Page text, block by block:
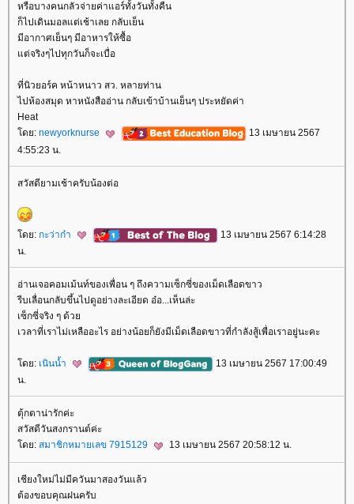
หรือบางคนกลัวจ่ายค่าแอร์ทั้งวันทั้งคืน
ก็ไปเดินมอลแต่เช้าเลย กลับเย็น
มีอากาศเย็นๆ มีอาหารให้ซื้อ
ต่จริงๆไปทุกวันก็จะเบื่อ
ที่นิวยอร์ค หน้าหนาว สว. หลายท่าน
ไปห้องสมุด หาหนังสืออ่าน กลับเข้าบ้านเย็นๆ ประหยัดค่า
Heat
ดย: newyorknurse
13 เมษายน 2567
4:55:23 น.
สวัสดียามเช้าครับน้องต่อ
ดย: กะว่าก๋า
13 เมษายน 2567 6:14:28
น.
อ่านเจอคอมเม้นท์ของเพื่อน ๆ ถึงความเซ็กซี่ของเม็ดเลือดขาว
รีบเลื่อนกลับขึ้นไปดูอย่างละเอียด อ๋อ...เห็นล่ะ
เซ็กซี่จริง ๆ ด้ว
เวลาที่เราไม่เหลืออะไร อย่างน้อยก็ยังมีเม็ดเลือดขาวที่กำลังสู้เพื่อเราอยู่นะคะ
ดย: เนินน้ำ
13 เมษายน 2567 17:00:49
น.
ตุ้กตาน่ารักค่ะ
สวัสดีวันสงกรานต์ค่ะ
ดย: สมาชิกหมายเลข 7915129 13 เมษายน 2567 20:58:12 น.
เชียงใหม่ไม่มีควันมาสองวันแล้ว
ต้องขอบคุณฝนครับ